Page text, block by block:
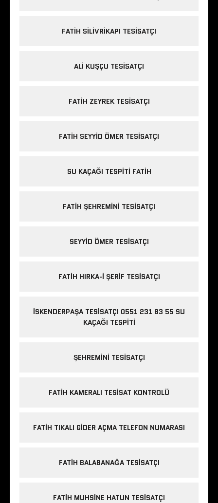
FATIH SILIVRIKAPI TESISATÇI
ALI KUŞÇU TESISATÇI
FATIH ZEYREK TESISATÇI
FATIH SEYYID ÖMER TESISATÇI
SU KAÇAĞI TESPITI FATIH
FATIH ŞEHREMINI TESISATÇI
SEYYID ÖMER TESISATÇI
FATIH HIRKA-I ŞERIF TESISATÇI
İSKENDERPAŞA TESISATÇI 0551 231 83 55 SU
KAÇAĞI TESPITI
ŞEHREMINI TESISATÇI
FATIH KAMERALI TESISAT KONTROLÜ
FATIH TIKALI GIDER AÇMA TELEFON NUMARASI
FATIH BALABANAĞA TESISATÇI
FATIH MUHSINE HATUN TESISATÇI